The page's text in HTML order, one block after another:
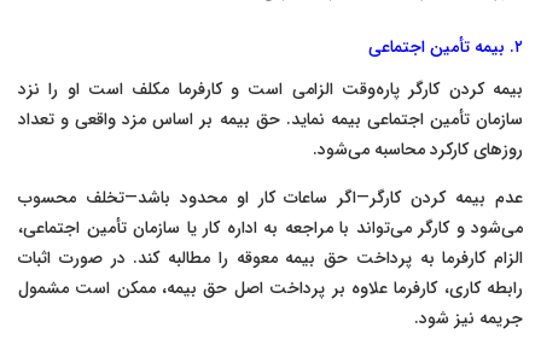
۲. بیمه تأمین اجتماعی
بیمه کردن کارگر پاره‌وقت الزامی است و کارفرما مکلف است او را نزد
سازمان تأمین اجتماعی بیمه نماید. حق بیمه بر اساس مزد واقعی و تعداد
روزهای کارکرد محاسبه می‌شود.
عدم بیمه کردن کارگر—اگر ساعات کار او محدود باشد—تخلف محسوب
می‌شود و کارگر می‌تواند با مراجعه به اداره کار یا سازمان تأمین اجتماعی،
الزام کارفرما به پرداخت حق بیمه معوقه را مطالبه کند. در صورت اثبات
رابطه کاری، کارفرما علاوه بر پرداخت اصل حق بیمه، ممکن است مشمول
جریمه نیز شود.